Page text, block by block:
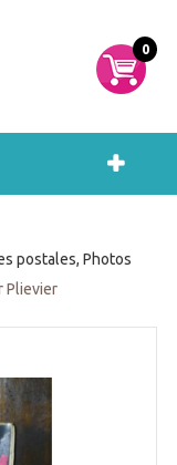
0
postales, Photos
Plievier